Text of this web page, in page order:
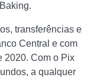
transferências e
Central e com
2020. Com o Pix
a qualquer